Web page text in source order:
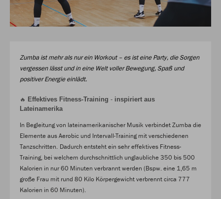
Zumba ist mehr als nur ein Workout – es ist eine Party, die Sorgen
vergessen lässt und in eine Welt voller Bewegung, Spaß und
positiver Energie einlädt.
🔥 Effektives Fitness-Training - inspiriert aus
Lateinamerika
In Begleitung von lateinamerikanischer Musik verbindet Zumba die
Elemente aus Aerobic und Intervall-Training mit verschiedenen
Tanzschritten. Dadurch entsteht ein sehr effektives Fitness-
Training, bei welchem durchschnittlich unglaubliche 350 bis 500
Kalorien in nur 60 Minuten verbrannt werden (Bspw. eine 1,65 m
große Frau mit rund 80 Kilo Körpergewicht verbrennt circa 777
Kalorien in 60 Minuten).